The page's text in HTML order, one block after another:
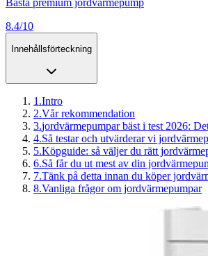
8.4/10
Innehållsförteckning
1 .Intro
2.Vår rekommendation
3.jordvärmepumpar bäst i test 2026:
4.Så testar och utvärderar vi
5.Köpguide: så väljer du rätt
6.Så får du ut mest av din
7.Tänk på detta innan du köper
8.Vanliga frågor om jordvärmepumpar